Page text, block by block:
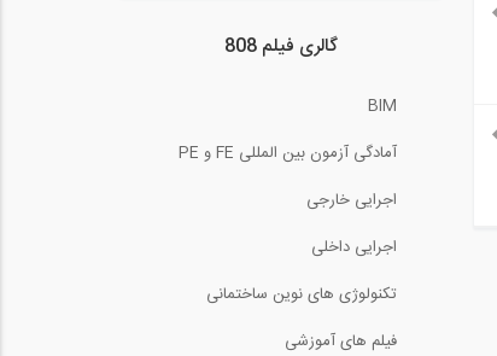
وبینار ساخت و ساز به روش
بتن پس کشیده
سيگنال
متراکم
گالری فیلم 808
BIM
آمادگی آزمون بین المللی FE و PE
اجرایی خارجی
اجرایی داخلی
تکنولوژی های نوین ساختمانی
فیلم های آموزشی